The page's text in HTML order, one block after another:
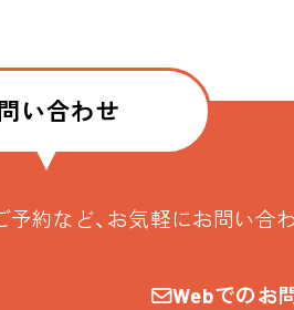
い合わせ
約など、お気軽にお問い合
Webでのお